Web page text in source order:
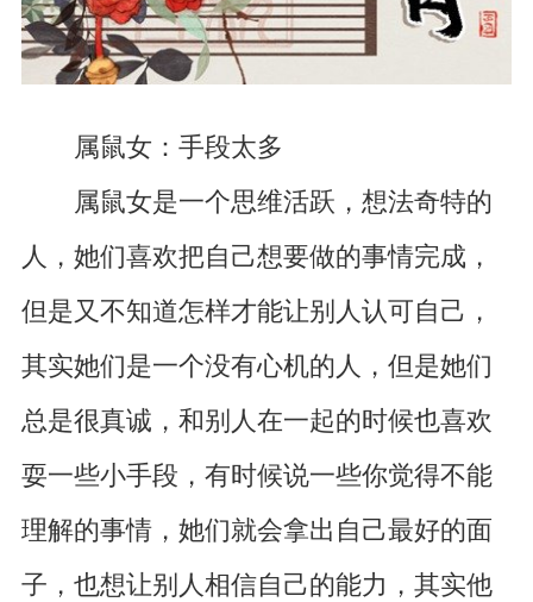
属鼠女：手段太多
属鼠女是一个思维活跃，想法奇特的
人，她们喜欢把自己想要做的事情完成，
但是又不知道怎样才能让别人认可自己，
其实她们是一个没有心机的人，但是她们
总是很真诚，和别人在一起的时候也喜欢
耍一些小手段，有时候说一些你觉得不能
理解的事情，她们就会拿出自己最好的面
子，也想让别人相信自己的能力，其实他